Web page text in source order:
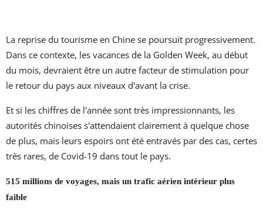
La reprise du tourisme en Chine se poursuit progressivement.
Dans ce contexte, les vacances de la Golden Week, au début
du mois, devraient être un autre facteur de stimulation pour
le retour du pays aux niveaux d'avant la crise.
Et si les chiffres de l'année sont très impressionnants, les
autorités chinoises s'attendaient clairement à quelque chose
de plus, mais leurs espoirs ont été entravés par des cas, certes
très rares, de Covid-19 dans tout le pays.
515 millions de voyages, mais un trafic aérien intérieur plus
faible